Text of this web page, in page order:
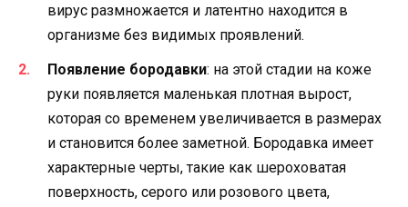
вирус размножается и латентно находится в
организме без видимых проявлений.
Появление бородавки: на этой стадии на коже
руки появляется маленькая плотная вырост,
которая со временем увеличивается в размерах
и становится более заметной. Бородавка имеет
характерные черты, такие как шероховатая
поверхность, серого или розового цвета,